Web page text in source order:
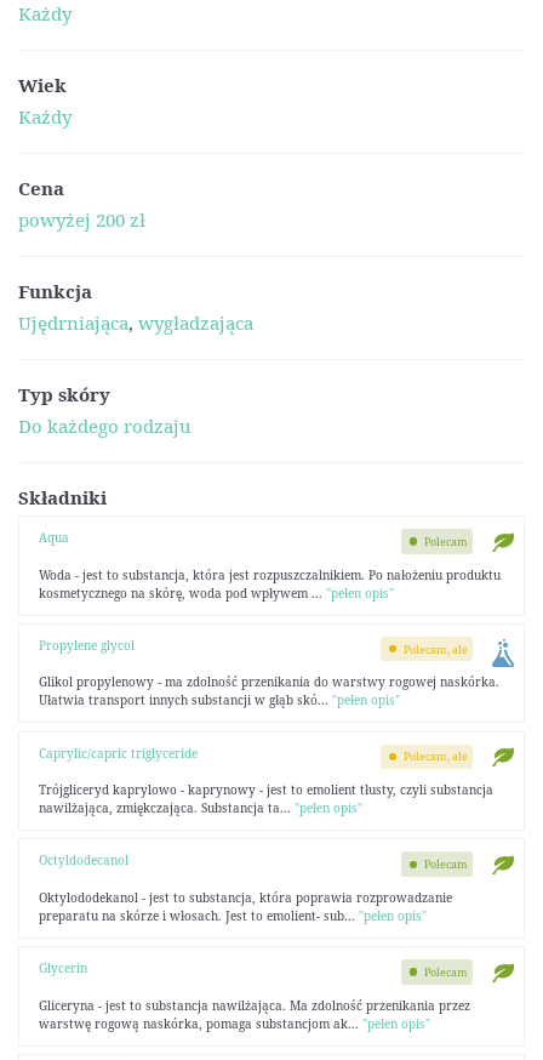
Każdy
Wiek
Każdy
Cena
powyżej 200 zł
Funkcja
Ujędrniająca, wygładzająca
Typ skóry
Do każdego rodzaju
Składniki
Aqua
Woda - jest to substancja, która jest rozpuszczalnikiem. Po nałożeniu produktu
kosmetycznego na skórę, woda pod wpływem ... "pełen opis"
Polecam
Propylene glycol
Glikol propylenowy - ma zdolność przenikania do warstwy rogowej naskórka.
Ułatwia transport innych substancji w głąb skó... "pełen opis"
Polecam, ale
Caprylic/capric triglyceride
Trójgliceryd kaprylowo - kaprynowy - jest to emolient tłusty, czyli substancja
nawilżająca, zmiękczająca. Substancja ta... "pełen opis"
Polecam, ale
Octyldodecanol
Oktylododekanol - jest to substancja, która poprawia rozprowadzanie
preparatu na skórze i włosach. Jest to emolient- sub... "pełen opis"
Polecam
Glycerin
Gliceryna - jest to substancja nawilżająca. Ma zdolność przenikania przez
warstwę rogową naskórka, pomaga substancjom ak... "pełen opis"
Polecam